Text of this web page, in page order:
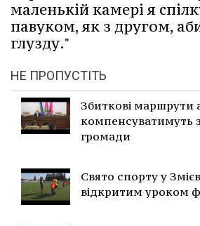
маленькій камері я
павуком, як з другом,
глузду."
НЕ ПРОПУСТІТЬ
Збиткові маршрути
компенсуватимуть
громади
Свято спорту у
відкритим уроком